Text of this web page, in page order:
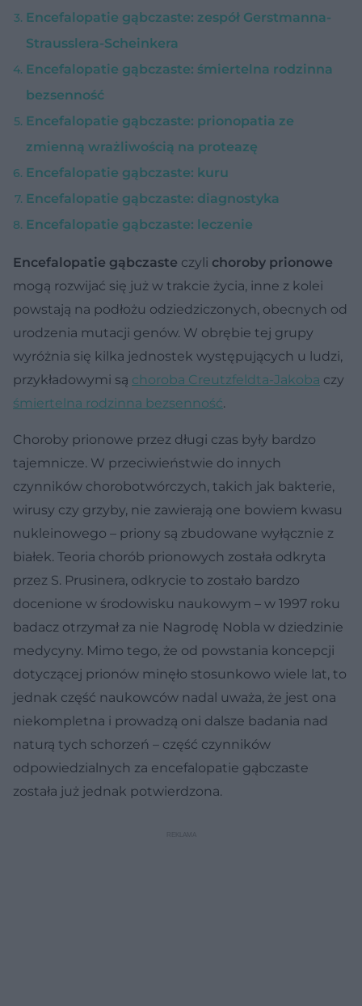
Encefalopatie gąbczaste: zespół Gerstmanna-
Strausslera-Scheinkera
Encefalopatie gąbczaste: śmiertelna rodzinna
bezsenność
Encefalopatie gąbczaste: prionopatia ze
zmienną wrażliwością na proteazę
Encefalopatie gąbczaste: kuru
Encefalopatie gąbczaste: diagnostyka
Encefalopatie gąbczaste: leczenie
Encefalopatie gąbczaste czyli choroby prionowe
mogą rozwijać się już w trakcie życia, inne z kolei
powstają na podłożu odziedziczonych, obecnych od
urodzenia mutacji genów. W obrębie tej grupy
wyróżnia się kilka jednostek występujących u ludzi,
przykładowymi są choroba Creutzfeldta-Jakoba czy
śmiertelna rodzinna bezsenność.
Choroby prionowe przez długi czas były bardzo
tajemnicze. W przeciwieństwie do innych
czynników chorobotwórczych, takich jak bakterie,
wirusy czy grzyby, nie zawierają one bowiem kwasu
nukleinowego – priony są zbudowane wyłącznie z
białek. Teoria chorób prionowych została odkryta
przez S. Prusinera, odkrycie to zostało bardzo
docenione w środowisku naukowym – w 1997 roku
badacz otrzymał za nie Nagrodę Nobla w dziedzinie
medycyny. Mimo tego, że od powstania koncepcji
dotyczącej prionów minęło stosunkowo wiele lat, to
jednak część naukowców nadal uważa, że jest ona
niekompletna i prowadzą oni dalsze badania nad
naturą tych schorzeń – część czynników
odpowiedzialnych za encefalopatie gąbczaste
została już jednak potwierdzona.